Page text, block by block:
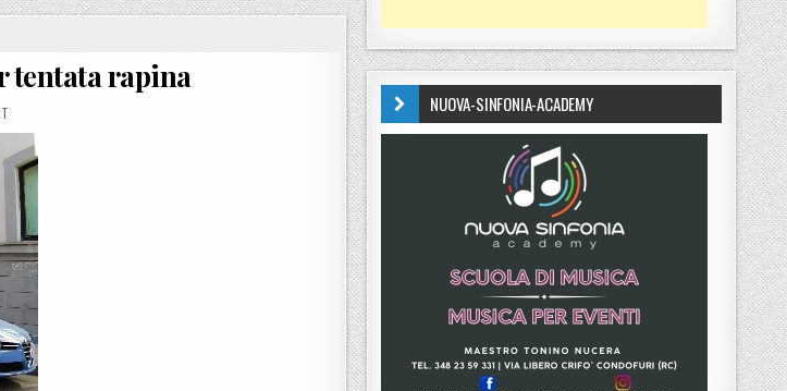
tentata rapina
ON REGGIO CALABRIA, ARRESTATO 42ENNE PER TENTATA RAPINA NUOVA-SINFONIA-ACADEMY